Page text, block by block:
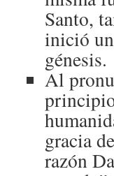
Santo,
inició
génesis.
Al
gracia
razón